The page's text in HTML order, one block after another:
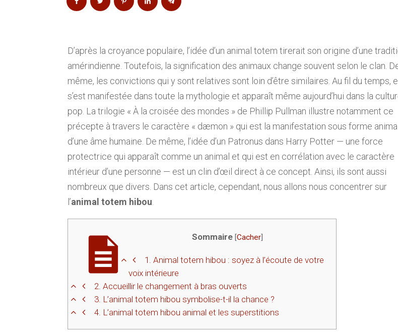
D’après la croyance populaire, l’idée d’un animal totem tirerait son origine d’une
amérindienne. Toutefois, la signification des animaux change souvent selon le clan.
même, les convictions qui y sont relatives sont loin d’être similaires. Au fil du temps,
s’est manifestée dans toute la mythologie et apparaît même aujourd’hui dans la
pop. La trilogie « À la croisée des mondes » de Phillip Pullman illustre notamment ce
précepte à travers le caractère « dæmon » qui est la manifestation sous forme
d’une âme humaine. De même, l’idée d’un Patronus dans Harry Potter — une force
protectrice qui apparaît comme un animal et qui est en corrélation avec le caractère
intérieur d’une personne — est un clin d’œil direct à ce concept. Ainsi, ils sont aussi
nombreux que divers. Dans cet article, cependant, nous allons nous concentrer sur
l’animal totem hibou
Sommaire [Cacher]
1. Animal totem hibou : soyez à l’écoute de votre
voix intérieure
2. Accueillir le changement à bras ouverts
3. L’animal totem hibou symbolise-t-il la chance ?
4. L’animal totem hibou animal et les superstitions